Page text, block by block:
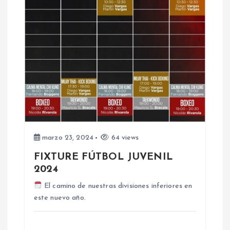
ó
n
d
e
e
marzo 23, 2024 64 views
FIXTURE FÚTBOL JUVENIL
2024
El camino de nuestras divisiones inferiores en
este nuevo año.